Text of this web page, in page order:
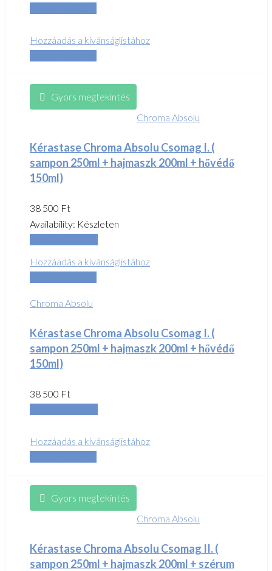
Hozzáadás a kívánságlistához
Gyors megtekintés
Chroma Absolu
Kérastase Chroma Absolu Csomag I. (
sampon 250ml + hajmaszk 200ml + hővédő
150ml)
38 500 Ft
Availability: Készleten
Hozzáadás a kívánságlistához
Chroma Absolu
Kérastase Chroma Absolu Csomag I. (
sampon 250ml + hajmaszk 200ml + hővédő
150ml)
38 500 Ft
Hozzáadás a kívánságlistához
Gyors megtekintés
Chroma Absolu
Kérastase Chroma Absolu Csomag II. (
sampon 250ml + hajmaszk 200ml + szérum